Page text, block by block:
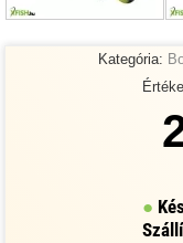
Kategória: